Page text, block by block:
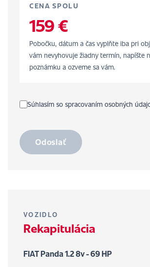
CENA SPOLU
159 €
Pobočku, dátum a čas vyplňte iba pri
vám nevyhovuje žiadny termín, napíšte
poznámku a ozveme sa vám.
Súhlasím so spracovaním osobných
Odoslať
VOZIDLO
Rekapitulácia
FIAT Panda 1.2 8v - 69 HP